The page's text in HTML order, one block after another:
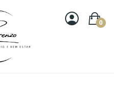
0